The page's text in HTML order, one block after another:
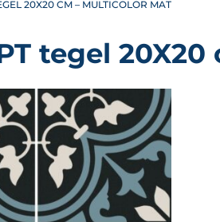
20X20 CM – MULTICOLOR MAT
tegel